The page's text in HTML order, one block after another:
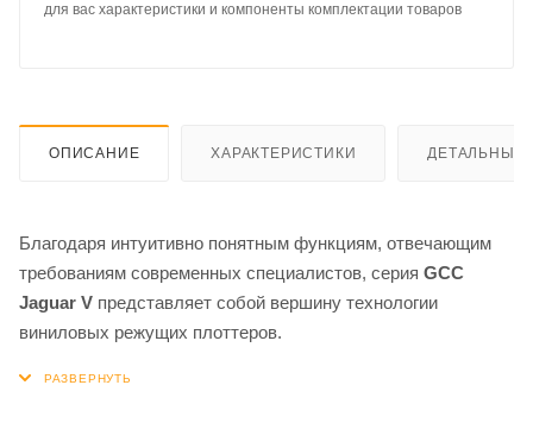
для вас характеристики и компоненты комплектации товаров
ОПИСАНИЕ ХАРАКТЕРИСТИКИ ДЕТАЛЬНЫЕ
Благодаря интуитивно понятным функциям, отвечающим
требованиям современных специалистов, серия GCC
Jaguar V представляет собой вершину технологии
виниловых режущих плоттеров.